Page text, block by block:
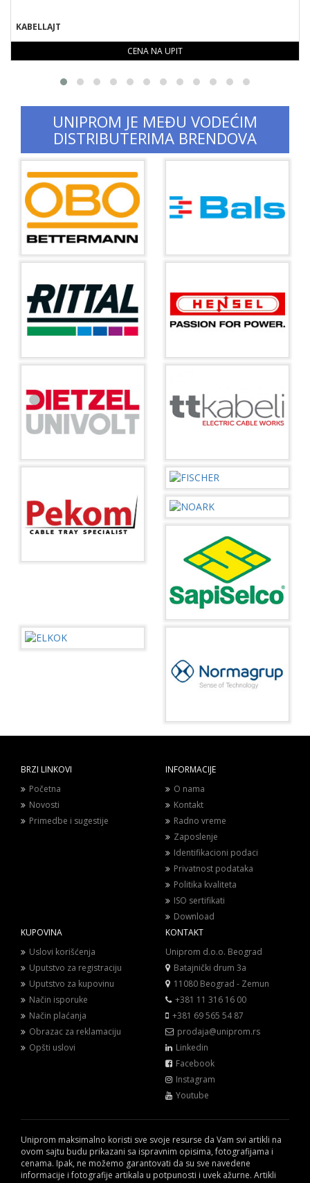
KABELLAJT
CENA NA UPIT
UNIPROM JE MEĐU VODEĆIM
DISTRIBUTERIMA BRENDOVA
BRZI LINKOVI
Početna
Novosti
Primedbe i sugestije
INFORMACIJE
O nama
Kontakt
Radno vreme
Zaposlenje
Identifikacioni podaci
Privatnost podataka
Politika kvaliteta
ISO sertifikati
Download
KUPOVINA
Uslovi korišćenja
Uputstvo za registraciju
Uputstvo za kupovinu
Način isporuke
Način plaćanja
Obrazac za reklamaciju
Opšti uslovi
KONTAKT
Uniprom d.o.o. Beograd
Batajnički drum 3a
11080 Beograd - Zemun
+381 11 316 16 00
+381 69 565 54 87
prodaja@uniprom.rs
Linkedin
Facebook
Instagram
Youtube
Uniprom maksimalno koristi sve svoje resurse da Vam svi artikli na
ovom sajtu budu prikazani sa ispravnim opisima, fotografijama i
cenama. Ipak, ne možemo garantovati da su sve navedene
informacije i fotografije artikala u potpunosti i uvek ažurne. Artikli